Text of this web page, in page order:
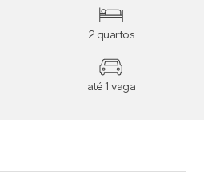
2 quartos
até 1 vaga